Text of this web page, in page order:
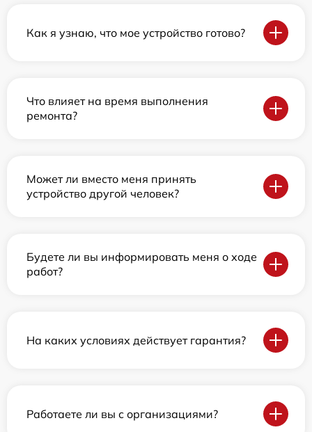
Как я узнаю, что мое устройство готово?
Что влияет на время выполнения
ремонта?
Может ли вместо меня принять
устройство другой человек?
Будете ли вы информировать меня о ходе
работ?
На каких условиях действует гарантия?
Работаете ли вы с организациями?